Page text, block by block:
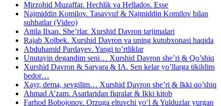
Mirzohid Muzaffar. Hechlik va Hellados. Esse
Najmiddin Komilov. Tasavvuf & Najmiddin Komilov bilan
suhbatlar (Video)
Attila Ilxan. She’rlar. Xurshid Davron tarjimalari
Rajab Xolbek. Xurshid Davron va uning kutubxonasi haqida
Abduhamid Pardayev. Yangi to’rtliklar
Unutayin degandim seni… Xurshid Davron she’ri & Qo’shiq
Xurshid Davron & Sarvara & IA. Sen kelar yo’llarga tikildim
bedor…
Xayr, dema, sevgilim… Xurshid Davron she’ri & Ikki qo’shiq
Ahmad A’zam. Asarlaridan fiqralar & Ikki kitob
Farhod Bobojonov. Orzuga eltuvchi yo‘l & Yulduzlar yurgan